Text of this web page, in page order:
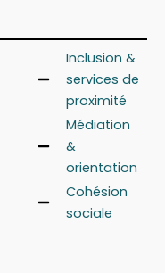
Inclusion &
services de
proximité
Médiation
&
orientation
Cohésion
sociale